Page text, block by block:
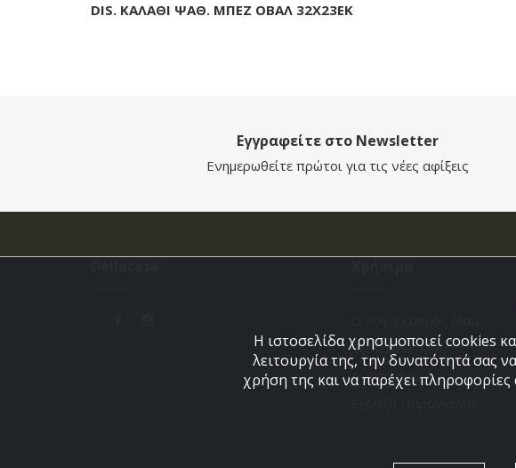
DIS. ΚΑΛΑΘΙ ΨΑΘ. ΜΠΕΖ ΟΒΑΛ 32Χ23ΕΚ
Εγγραφείτε στο Newsletter
Ενημερωθείτε πρώτοι για τις νέες αφίξεις
Το Καλάθι Μου
Αγαπημένα
Η ιστοσελίδα χρησιμοποιεί cookies
λειτουργία της, την δυνατότητά σας
χρήση της και να παρέχει πληροφορίες